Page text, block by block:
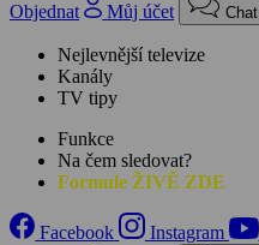
Objednat Můj účet Chat
Nejlevnější televize
Kanály
TV tipy
Funkce
Na čem sledovat?
Formule ŽIVĚ ZDE
Facebook Instagram